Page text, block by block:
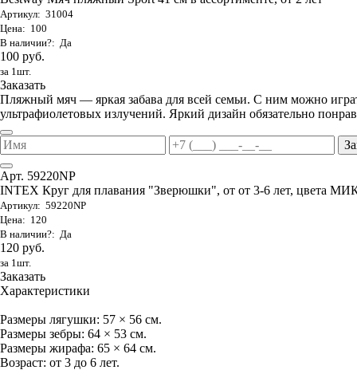
Артикул: 31004
Цена: 100
В наличии?: Да
100 руб.
за 1шт.
Заказать
Пляжный мяч — яркая забава для всей семьи. С ним можно
ультрафиолетовых излучений. Яркий дизайн обязательно
Арт. 59220NP
INTEX Круг для плавания "Зверюшки", от от 3-6 лет, цвета
Артикул: 59220NP
Цена: 120
В наличии?: Да
120 руб.
за 1шт.
Заказать
Характеристики
Размеры лягушки: 57 × 56 см.
Размеры зебры: 64 × 53 см.
Размеры жирафа: 65 × 64 см.
Возраст: от 3 до 6 лет.